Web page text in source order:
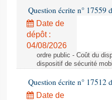
Question écrite n° 17559
Date de
dépôt :
04/08/2026
ordre public - Coût du
dispositif de sécurité
Question écrite n° 17512
Date de